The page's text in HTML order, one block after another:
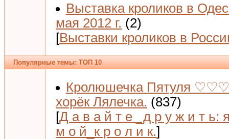
Выставка кроликов в
мая 2012 г. (2)
[Выставки кроликов в
Популярные темы: ТОП 10
Кролюшечка Пятуля
хорёк Лялечка. (837)
[Д а в а й т е _д р у ж и т ь:
м о й_к р о л и к.]